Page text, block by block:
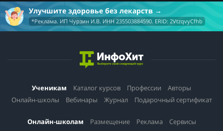
Улучшите здоровье без лекарств
*Реклама. ИП Чурзин И.В. ИНН 235503884590. ERID: 2VtzqvyCfhb
Ученикам Каталог курсов Профессии
Авторы
Онлайн-школы
Вебинары Журнал Подарочный сертификат
Онлайн-школам Размещение Реклама
Сервисы